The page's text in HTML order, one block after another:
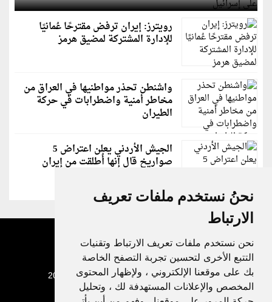
نحنُ نستخدم ملفات تعريف
الارتباط
نحن نستخدم ملفات تعريف الارتباط وتقنيات
التتبع الأخرى لتحسين تجربة التصفح الخاصة
بك على موقعنا الإلكتروني ، ولإظهار المحتوى
المخصص والإعلانات المستهدفة لك ، وتحليل
رويترز: إيران ترفض مقترحًا عُمانيًا
للإدارة المشتركة لمضيق هرمز
واشنطن تحذر مواطنيها في العراق من
مخاطر أمنية واضطرابات في حركة
الطيران
الجيش الأردني يعلن اعتراض 5
صواريخ قال إنها أُطلقت من إيران
جميع الحقوق محفوظة لدنيا الوطن © 2003 - 2022